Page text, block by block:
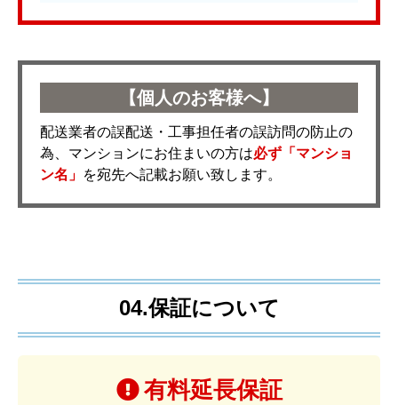
【個人のお客様へ】
配送業者の誤配送・工事担任者の誤訪問の防止の
為、マンションにお住まいの方は必ず「マンショ
ン名」 を宛先へ記載お願い致します。
04.保証について
有料延長保証